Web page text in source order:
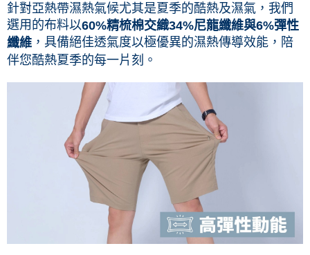
針對亞熱帶濕熱氣候尤其是夏季的酷熱及濕氣，我們
選用的布料以60%精梳棉交織34%尼龍纖維與6%彈性
纖維 ，具備絕佳透氣度以極優異的濕熱傳導效能，陪
伴您酷熱夏季的每一片刻。